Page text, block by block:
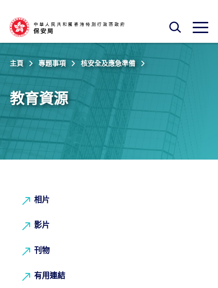
開啟搜尋框
開啟
主頁 專題事項 核安全及應急準備
教育資源
相片
影片
刊物
有用連結